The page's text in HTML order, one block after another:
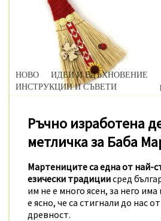
НОВО
ИДЕИ И ВДЪХНОВЕНИЕ
ИНСТРУКЦИИ И СЪВЕТИ
Ръчно изработена
метличка за Баба
Мартениците са една от най-
езически традициисред
им не е много ясен, за него
е ясно, че са стигнали до нас
древност.